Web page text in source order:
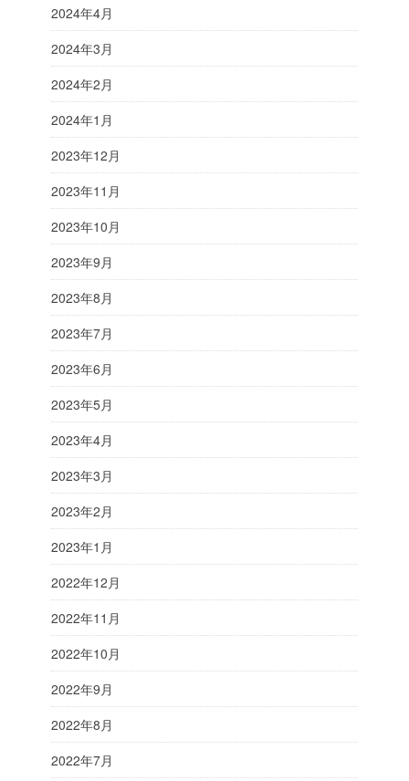
2024年4月
2024年3月
2024年2月
2024年1月
2023年12月
2023年11月
2023年10月
2023年9月
2023年8月
2023年7月
2023年6月
2023年5月
2023年4月
2023年3月
2023年2月
2023年1月
2022年12月
2022年11月
2022年10月
2022年9月
2022年8月
2022年7月